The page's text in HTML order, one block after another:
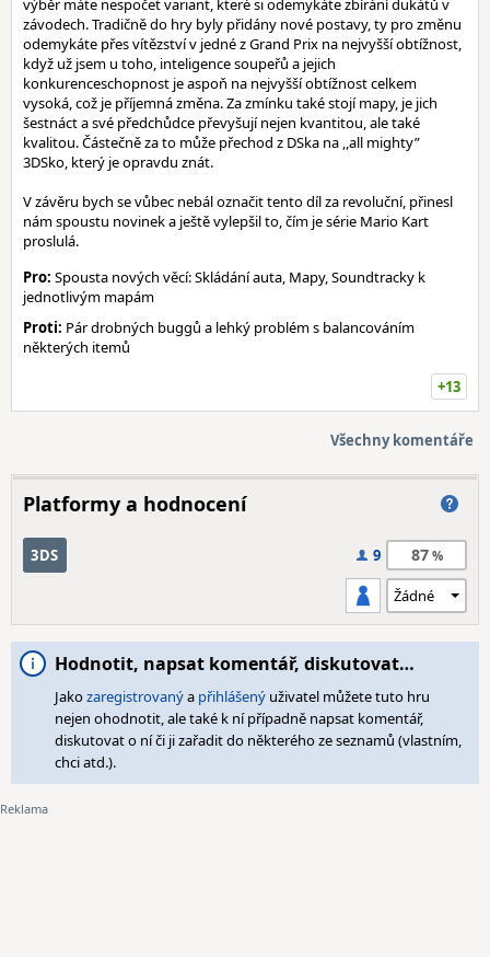
výběr máte nespočet variant, které si odemykáte zbírání dukátů v
závodech. Tradičně do hry byly přidány nové postavy, ty pro změnu
odemykáte přes vítězství v jedné z Grand Prix na nejvyšší obtížnost,
když už jsem u toho, inteligence soupeřů a jejich
konkurenceschopnost je aspoň na nejvyšší obtížnost celkem
vysoká, což je příjemná změna. Za zmínku také stojí mapy, je jich
šestnáct a své předchůdce převyšují nejen kvantitou, ale také
kvalitou. Částečně za to může přechod z DSka na ,,all mighty”
3DSko, který je opravdu znát.
V závěru bych se vůbec nebál označit tento díl za revoluční, přinesl
nám spoustu novinek a ještě vylepšil to, čím je série Mario Kart
proslulá.
Pro: Spousta nových věcí: Skládání auta, Mapy, Soundtracky k
jednotlivým mapám
Proti: Pár drobných buggů a lehký problém s balancováním
některých itemů
+13
Všechny komentáře
Platformy a hodnocení
3DS 9 87
Hodnotit, napsat komentář, diskutovat…
Jakozaregistrovanýa přihlášený uživatel můžete tuto hru
nejen ohodnotit, ale také k ní případně napsat komentář,
diskutovat o ní či ji zařadit do některého ze seznamů (vlastním,
chci atd.).